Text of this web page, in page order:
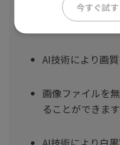
今すぐ試す
JPEG、JPG、
RAF、DNGなど
AI技術により画
画像ファイルを
ることができます